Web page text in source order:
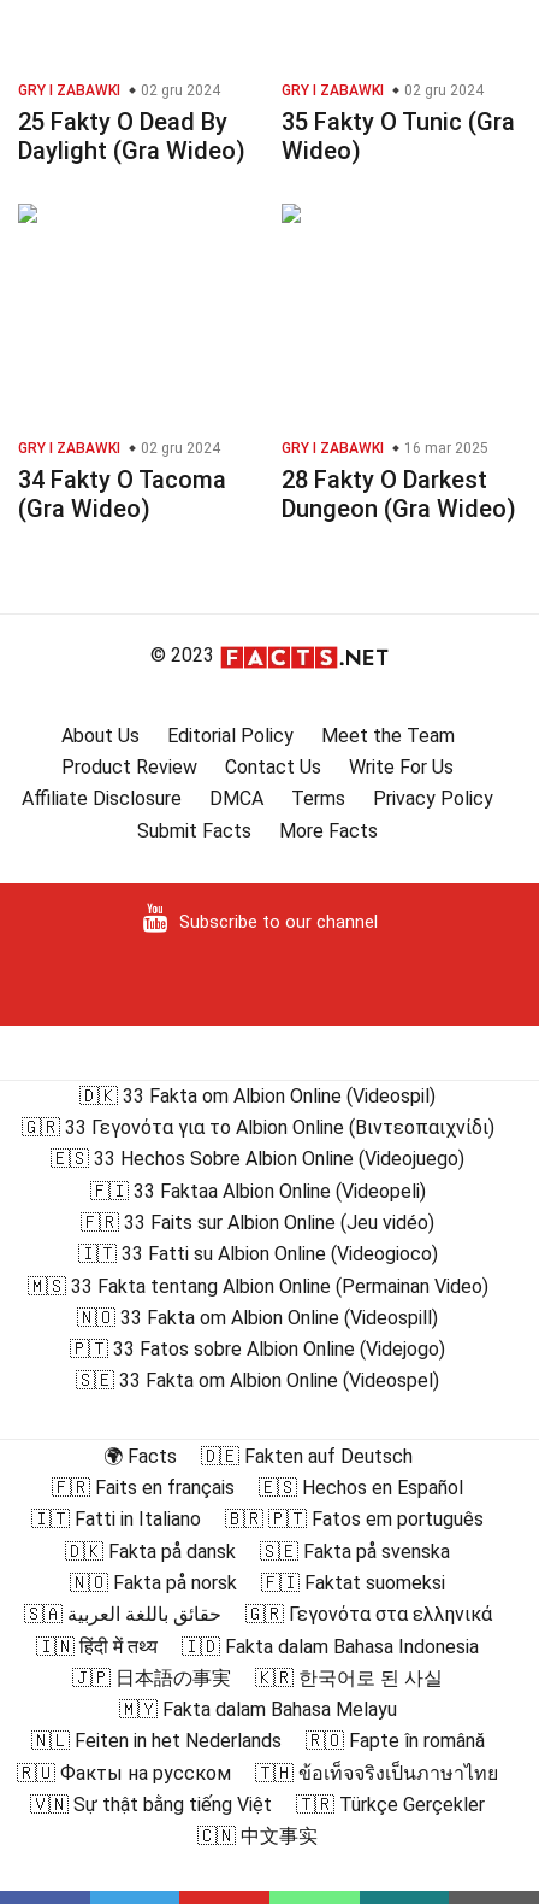
GRY I ZABAWKI 02 gru 2024
25 Fakty O Dead By
Daylight (Gra Wideo)
GRY I ZABAWKI 02 gru 2024
35 Fakty O Tunic (Gra
Wideo)
GRY I ZABAWKI 02 gru 2024
34 Fakty O Tacoma
(Gra Wideo)
GRY I ZABAWKI 16 mar 2025
28 Fakty O Darkest
Dungeon (Gra Wideo)
© 2023
About Us Editorial Policy
Meet the Team
Product Review
Contact Us
Write For Us
Affiliate Disclosure
DMCA Terms
Privacy Policy
Submit Facts
More Facts
Subscribe to our channel
🇩🇰 33 Fakta om Albion Online (Videospil)
🇬🇷 33 Γεγονότα για το Albion Online (Βιντεοπαιχνίδι)
🇪🇸 33 Hechos Sobre Albion Online (Videojuego)
🇫🇮 33 Faktaa Albion Online (Videopeli)
🇫🇷 33 Faits sur Albion Online (Jeu vidéo)
🇮🇹 33 Fatti su Albion Online (Videogioco)
🇲🇸 33 Fakta tentang Albion Online (Permainan Video)
🇳🇴 33 Fakta om Albion Online (Videospill)
🇵🇹 33 Fatos sobre Albion Online (Videjogo)
🇸🇪 33 Fakta om Albion Online (Videospel)
🌍 Facts
🇩🇪 Fakten auf Deutsch
🇫🇷 Faits en français
🇪🇸 Hechos en Español
🇮🇹 Fatti in Italiano
🇧🇷 🇵🇹 Fatos em português
🇩🇰 Fakta på dansk
🇸🇪 Fakta på svenska
🇳🇴 Fakta på norsk
🇫🇮 Faktat suomeksi
🇸🇦 حقائق باللغة العربية
🇬🇷 Γεγονότα στα ελληνικά
🇮🇳 हिंदी में तथ्य
🇮🇩 Fakta dalam Bahasa Indonesia
🇯🇵 日本語の事実
🇰🇷 한국어로 된 사실
🇲🇾 Fakta dalam Bahasa Melayu
🇳🇱 Feiten in het Nederlands
🇷🇴 Fapte în română
🇷🇺 Факты на русском
🇹🇭 ข้อเท็จจริงเป็นภาษาไทย
🇻🇳 Sự thật bằng tiếng Việt
🇹🇷 Türkçe Gerçekler
🇨🇳 中文事实